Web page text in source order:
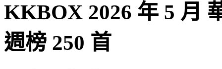
KKBOX 2026 年 5 月
週榜 250 首